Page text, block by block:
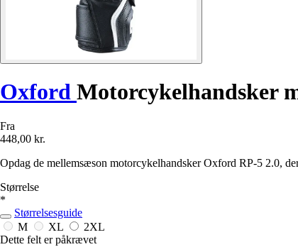
Oxford Motorcykelhandsker
Fra
448,00 kr.
Opdag de mellemsæson motorcykelhandsker Oxford RP-5 2.0,
Størrelse
*
Størrelsesguide
M
XL
2XL
Dette felt er påkrævet